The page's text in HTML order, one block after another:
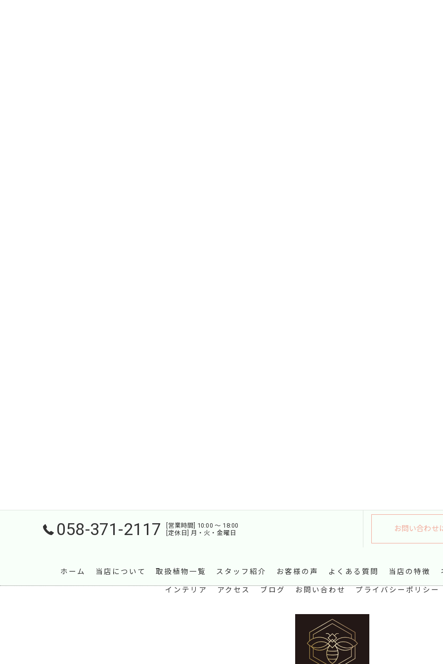
058-371-2117
[営業時間] 10:00 〜 18:00
[定休日] 月・火・金曜日
お問い合わせ
ホーム 当店について 取扱植物一覧 スタッフ紹介 お客様の声 よくある質問 当店の特徴
インテリア アクセス ブログ お問い合わせ プライバシーポリシー